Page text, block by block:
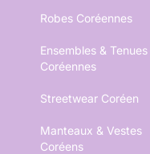
Robes Coréennes
Ensembles & Tenues
Coréennes
Streetwear Coréen
Manteaux & Vestes
Coréens